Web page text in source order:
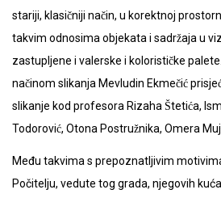
stariji, klasičniji način, u korektnoj
takvim odnosima objekata i sadržaja u
zastupljene i valerske i kolorističke
načinom slikanja Mevludin Ekmečić
slikanje kod profesora Rizaha Štetića,
Todorović, Otona Postružnika, Omera
Među takvima s prepoznatljivim
Počitelju, vedute tog grada, njegovih